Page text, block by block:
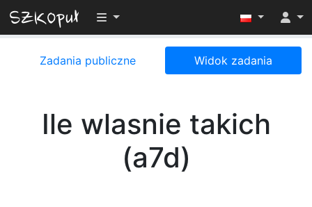
Przełącz widoczność menu
Zadania publiczne Widok zadania
Ile wlasnie takich
(a7d)